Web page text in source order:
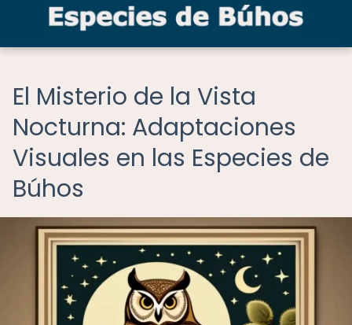
El Misterio de la Vista
Nocturna: Adaptaciones
Visuales en las Especies de
Búhos